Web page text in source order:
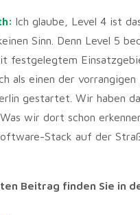
Ich glaube, Level 4 ist
Sinn. Denn Level 5
festgelegtem
als einen der
gestartet. Wir haben
wir dort schon
Stack auf der
Beitrag finden Sie in